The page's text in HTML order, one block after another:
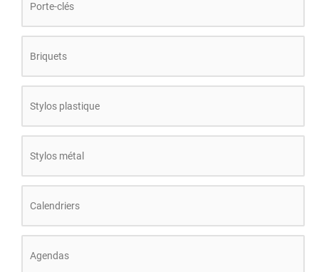
Porte-clés
Briquets
Stylos plastique
Stylos métal
Calendriers
Agendas